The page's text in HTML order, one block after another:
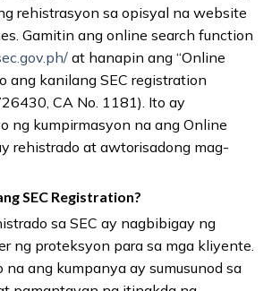
rehistrasyon sa opisyal na website
Gamitin ang online search function
at hanapin ang “Online
ang kanilang SEC registration
CA No. 1181). Ito ay
ng kumpirmasyon na ang Online
rehistrado at awtorisadong mag-
SEC Registration?
sa SEC ay nagbibigay ng
ng proteksyon para sa mga kliyente.
na ang kumpanya ay sumusunod sa